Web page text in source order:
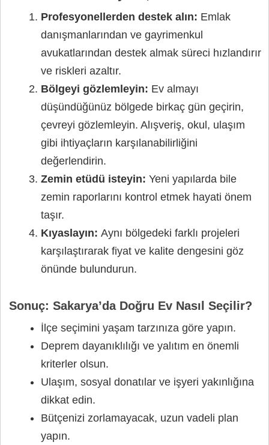
Profesyonellerden destek alın: Emlak
danışmanlarından ve gayrimenkul
avukatlarından destek almak süreci hızlandırır
ve riskleri azaltır.
Bölgeyi gözlemleyin: Ev almayı
düşündüğünüz bölgede birkaç gün geçirin,
çevreyi gözlemleyin. Alışveriş, okul, ulaşım
gibi ihtiyaçların karşılanabilirliğini
değerlendirin.
Zemin etüdü isteyin: Yeni yapılarda bile
zemin raporlarını kontrol etmek hayati önem
taşır.
Kıyaslayın: Aynı bölgedeki farklı projeleri
karşılaştırarak fiyat ve kalite dengesini göz
önünde bulundurun.
Sonuç: Sakarya’da Doğru Ev Nasıl Seçilir?
İlçe seçimini yaşam tarzınıza göre yapın.
Deprem dayanıklılığı ve yalıtım en önemli
kriterler olsun.
Ulaşım, sosyal donatılar ve işyeri yakınlığına
dikkat edin.
Bütçenizi zorlamayacak, uzun vadeli plan
yapın.